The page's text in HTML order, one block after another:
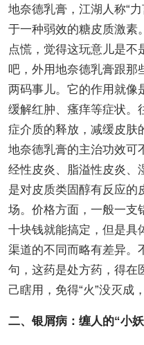
地奈德乳膏，江湖人称“
于一种弱效的糖皮质激素
点慌，觉得这玩意儿是不
吧，外用地奈德乳膏跟那
两码事儿。它的作用就像
缓解红肿、瘙痒等症状。
症介质的释放，减缓皮肤
地奈德乳膏的主治功效可
经性皮炎、脂溢性皮炎、
是对皮质类固醇有反应的
场。价格方面，一般一支
十块钱就能搞定，但是具
渠道的不同而略有差异。
句，这药是处方药，得在
己瞎用，免得“火”没灭成
二、银屑病：缠人的“小